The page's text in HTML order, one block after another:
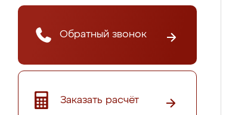
Обратный звонок
Заказать расчёт